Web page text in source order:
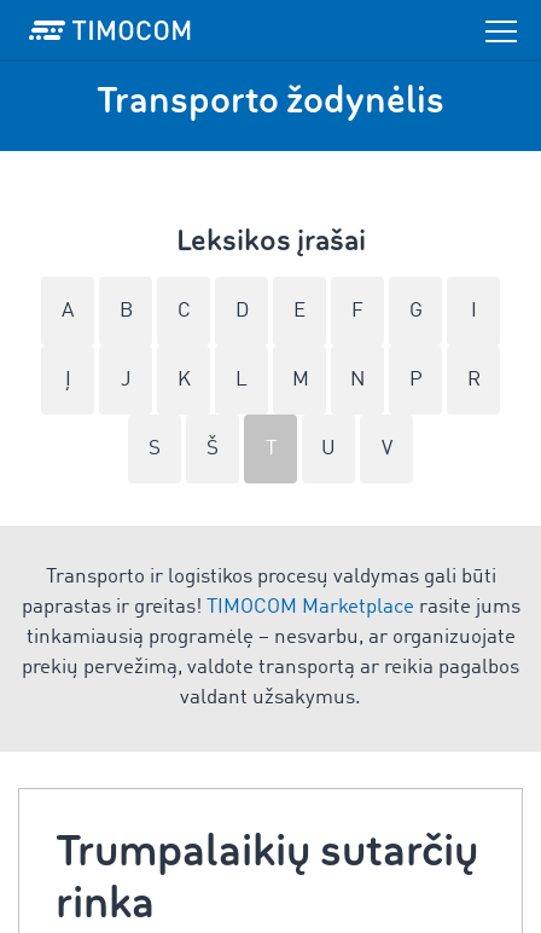
Transporto žodynėlis
Leksikos įrašai
A B C D E F G
J K L M N P R
S Š U V
Transporto ir logistikos procesų valdymas gali būti
paprastas ir greitas!
TIMOCOM Marketplace rasite jums
tinkamiausią programėlę – nesvarbu, ar organizuojate
prekių pervežimą, valdote transportą ar reikia pagalbos
valdant užsakymus.
Trumpalaikių sutarčių
rinka